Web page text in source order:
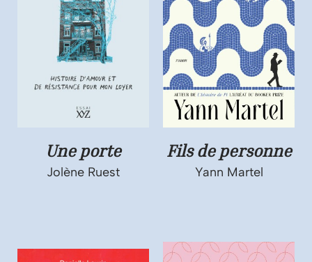
Une porte
Jolène Ruest
Fils de personne
Yann Martel